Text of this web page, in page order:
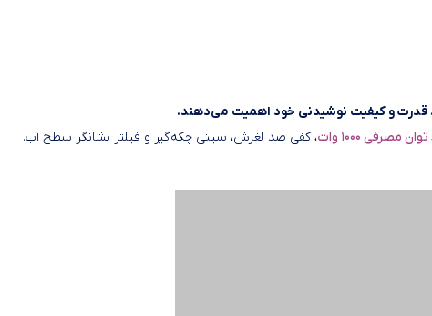
قدرت و کیفیت نوشیدنی خود اهمیت می‌دهند.
توان مصرفی ۱۰۰۰ وات
، کفی ضد لغزش، سینی چکه‌گیر و فیلتر نشانگر سطح آب.